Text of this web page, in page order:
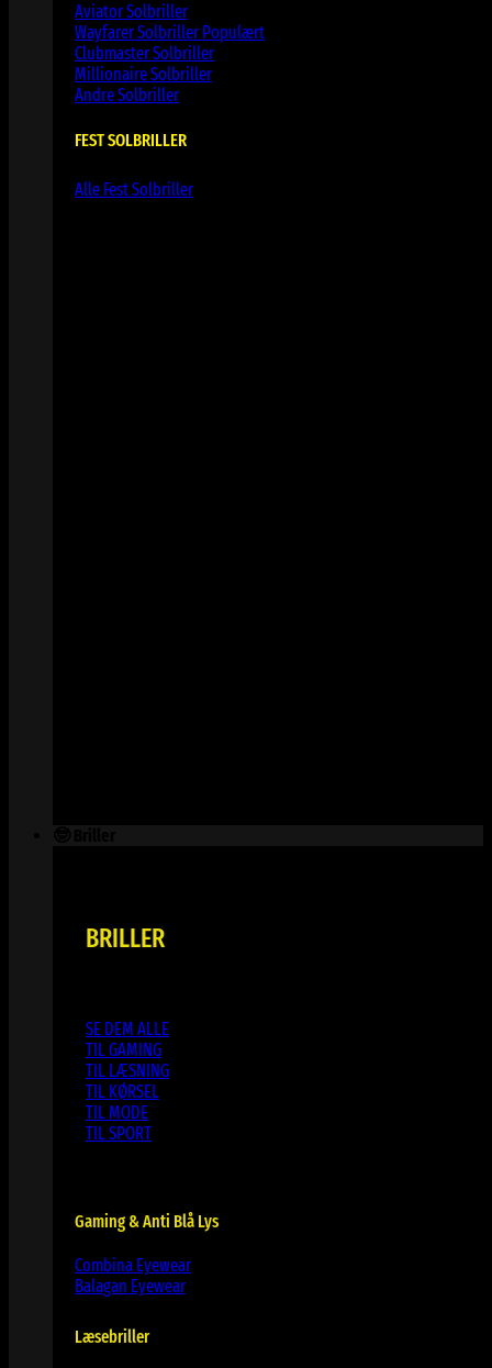
Aviator Solbriller
Wayfarer Solbriller
Clubmaster Solbriller
Millionaire Solbriller
Andre Solbriller
FEST SOLBRILLER
Alle Fest Solbriller
BRILLER
SE DEM ALLE
TIL GAMING
TIL LÆSNING
TIL KØRSEL
TIL MODE
TIL SPORT
Gaming & Anti Blå Lys
Combina Eyewear
Balagan Eyewear
Læsebriller